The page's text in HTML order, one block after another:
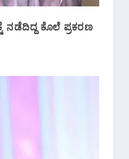
ನಡೆದಿದ್ದ ಕೊಲೆ ಪ್ರಕರಣ